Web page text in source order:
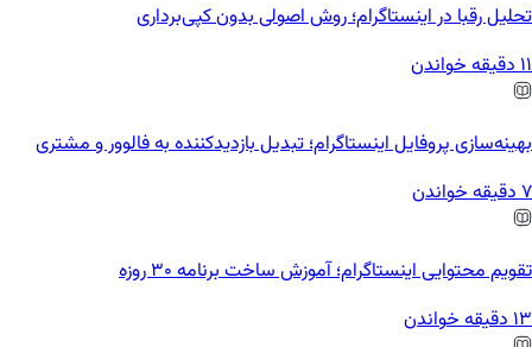
تحلیل رقبا در اینستاگرام؛ روش اصولی بدون کپی‌برداری
11 دقیقه خواندن
بهینه‌سازی پروفایل اینستاگرام؛ تبدیل بازدیدکننده به فالوور و مشتری
7 دقیقه خواندن
تقویم محتوایی اینستاگرام؛ آموزش ساخت برنامه ۳۰ روزه
13 دقیقه خواندن